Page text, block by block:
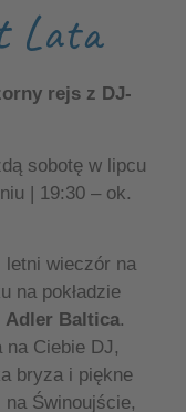
Lata
rejs z DJ-
sobotę w lipcu
| 19:30 – ok.
letni wieczór na
na pokładzie
Adler Baltica.
na Ciebie DJ,
bryza i piękne
na Świnoujście,